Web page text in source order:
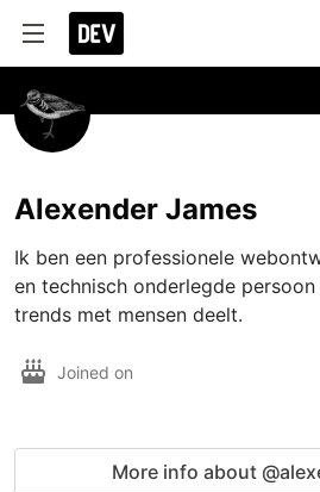
Alexender James
Ik ben een professionele
en technisch onderlegde
trends met mensen deelt.
Joined on
More info about